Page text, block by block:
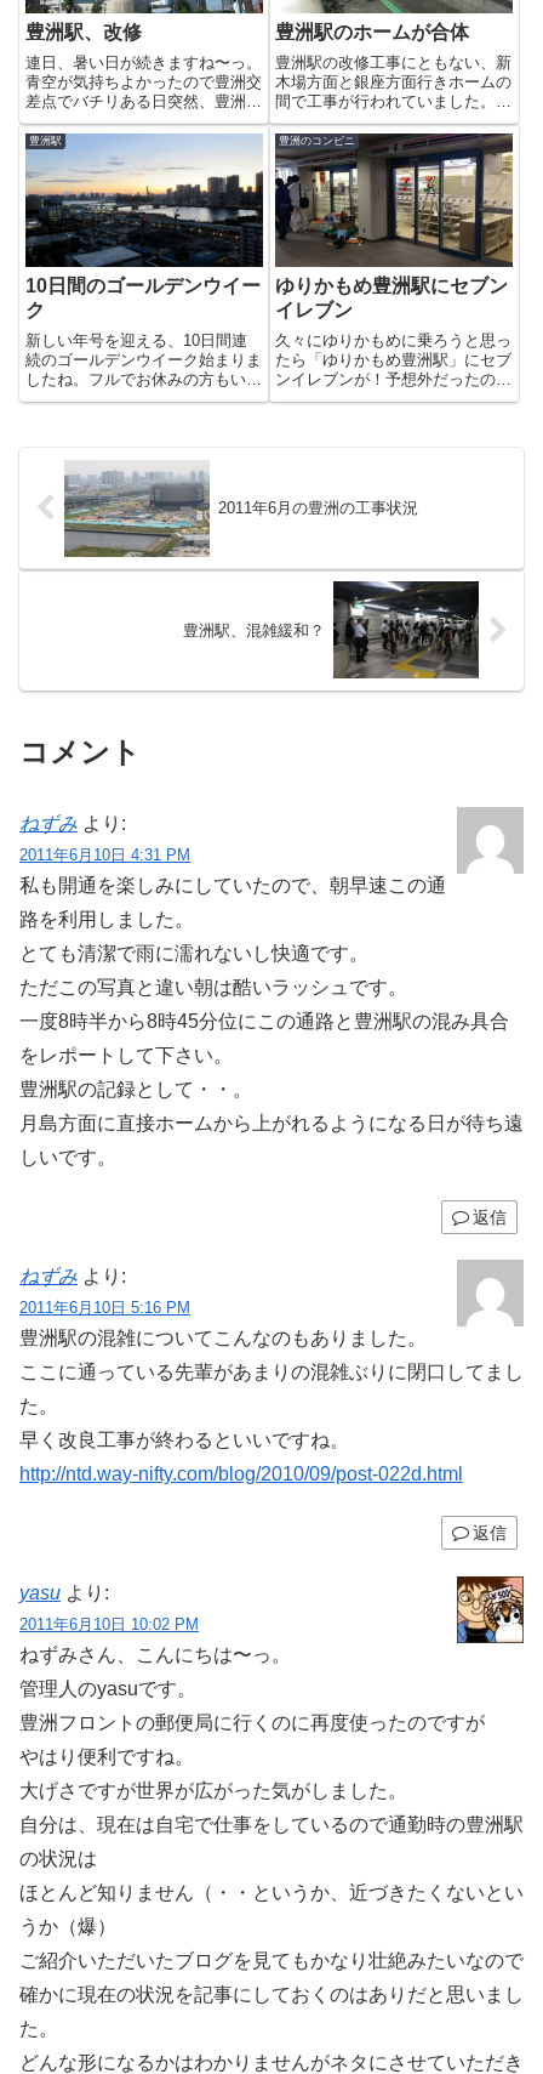
豊洲駅、改修
連日、暑い日が続きますね〜っ。
青空が気持ちよかったので豊洲交
差点でバチリある日突然、豊洲駅
の構内にあった「ゆうちょ銀行
ATM」が無くなっていました
（泣）どうやら、豊洲駅の改修に
ともない撤去されたようです。よ
く利用していたので残念です
が・・仕...
豊洲駅のホームが合体
豊洲駅の改修工事にともない、新
木場方面と銀座方面行きホームの
間で工事が行われていました。こ
の空間は、ご存じの方も多いと思
いますが有楽町線を豊洲から分岐
させる「豊洲亀有分岐線」の線路
予定地です。豊洲から住吉や押
上、四つ木を経て亀有に至る路線
計...
豊洲駅
10日間のゴールデンウイー
ク
新しい年号を迎える、10日間連
続のゴールデンウイーク始まりま
したね。フルでお休みの方もいれ
ば、バリバリ働く方など様々だと
ともなく豊洲の自宅で仕事をしな
がら、ゆっくり過ごそうと思っ
て...
豊洲のコンビニ
ゆりかもめ豊洲駅にセブン
イレブン
久々にゆりかもめに乗ろうと思っ
たら「ゆりかもめ豊洲駅」にセブ
ンイレブンが！予想外だったので
ビックリしました。また、便利に
2011年6月の豊洲の工事状況
豊洲駅、混雑緩和？
コメント
ねずみ より:
2011年6月10日 4:31 PM
私も開通を楽しみにしていたので、朝早速この通
路を利用しました。
とても清潔で雨に濡れないし快適です。
ただこの写真と違い朝は酷いラッシュです。
一度8時半から8時45分位にこの通路と豊洲駅の混み具合
をレポートして下さい。
豊洲駅の記録として・・。
月島方面に直接ホームから上がれるようになる日が待ち遠
しいです。
返信
ねずみ より:
2011年6月10日 5:16 PM
豊洲駅の混雑についてこんなのもありました。
ここに通っている先輩があまりの混雑ぶりに閉口してまし
た。
早く改良工事が終わるといいですね。
http://ntd.way-nifty.com/blog/2010/09/post-022d.html
返信
yasu より:
2011年6月10日 10:02 PM
ねずみさん、こんにちは〜っ。
管理人のyasuです。
豊洲フロントの郵便局に行くのに再度使ったのですが
やはり便利ですね。
大げさですが世界が広がった気がしました。
自分は、現在は自宅で仕事をしているので通勤時の豊洲駅
の状況は
ほとんど知りません（・・というか、近づきたくないとい
うか（爆）
ご紹介いただいたブログを見てもかなり壮絶みたいなので
確かに現在の状況を記事にしておくのはありだと思いまし
た。
どんな形になるかはわかりませんがネタにさせていただき